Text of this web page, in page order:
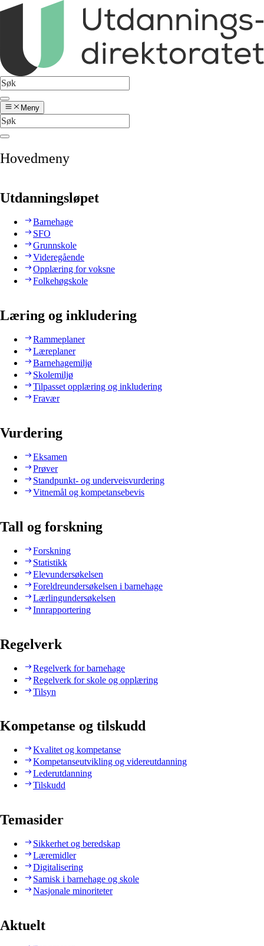
Meny
Hovedmeny
Utdanningsløpet
Barnehage
SFO
Grunnskole
Videregående
Opplæring for voksne
Folkehøgskole
Læring og inkludering
Rammeplaner
Læreplaner
Barnehagemiljø
Skolemiljø
Tilpasset opplæring og inkludering
Fravær
Vurdering
Eksamen
Prøver
Standpunkt- og underveisvurdering
Vitnemål og kompetansebevis
Tall og forskning
Forskning
Statistikk
Elevundersøkelsen
Foreldreundersøkelsen i barnehage
Lærlingundersøkelsen
Innrapportering
Regelverk
Regelverk for barnehage
Regelverk for skole og opplæring
Tilsyn
Kompetanse og tilskudd
Kvalitet og kompetanse
Kompetanseutvikling og videreutdanning
Lederutdanning
Tilskudd
Temasider
Sikkerhet og beredskap
Læremidler
Digitalisering
Samisk i barnehage og skole
Nasjonale minoriteter
Aktuelt